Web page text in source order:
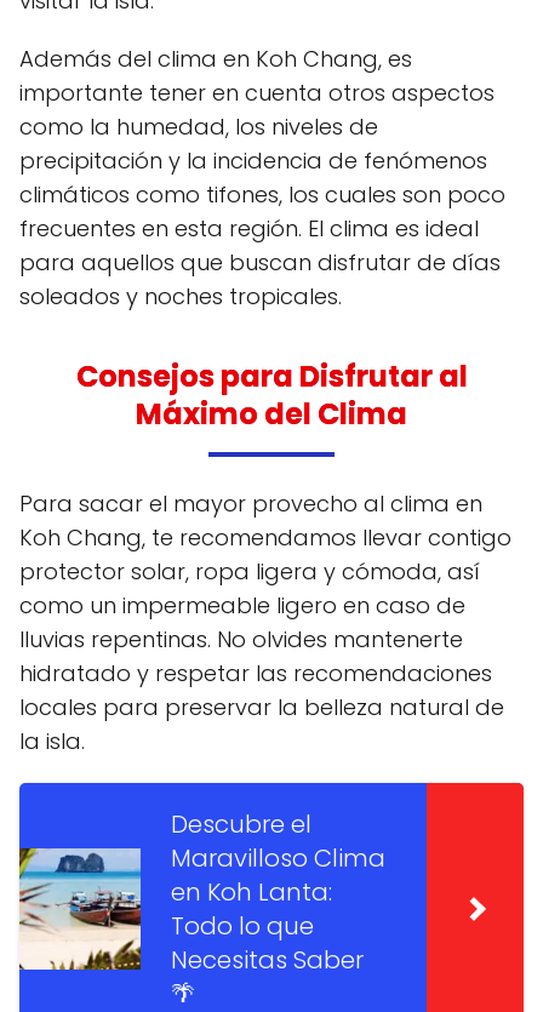
Además del clima en Koh Chang, es
importante tener en cuenta otros aspectos
como la humedad, los niveles de
precipitación y la incidencia de fenómenos
climáticos como tifones, los cuales son poco
frecuentes en esta región. El clima es ideal
para aquellos que buscan disfrutar de días
soleados y noches tropicales.
Consejos para Disfrutar al
Máximo del Clima
Para sacar el mayor provecho al clima en
Koh Chang, te recomendamos llevar contigo
protector solar, ropa ligera y cómoda, así
como un impermeable ligero en caso de
lluvias repentinas. No olvides mantenerte
hidratado y respetar las recomendaciones
locales para preservar la belleza natural de
la isla.
Descubre el
Maravilloso Clima
en Koh Lanta:
Todo lo que
Necesitas Saber
🌴